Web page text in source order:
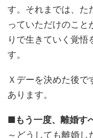
す。それまでは、た
っていただけのこと
りで生きていく覚
す。
Ｘデーを決めた後で
あります。
■もう一度、離婚す
～どうしても離婚し